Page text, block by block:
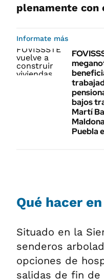
plenamente con
Informate más
bajos
Martí
Puebla
Qué hacer
Situado en la
senderos
opciones de
salidas de fin de